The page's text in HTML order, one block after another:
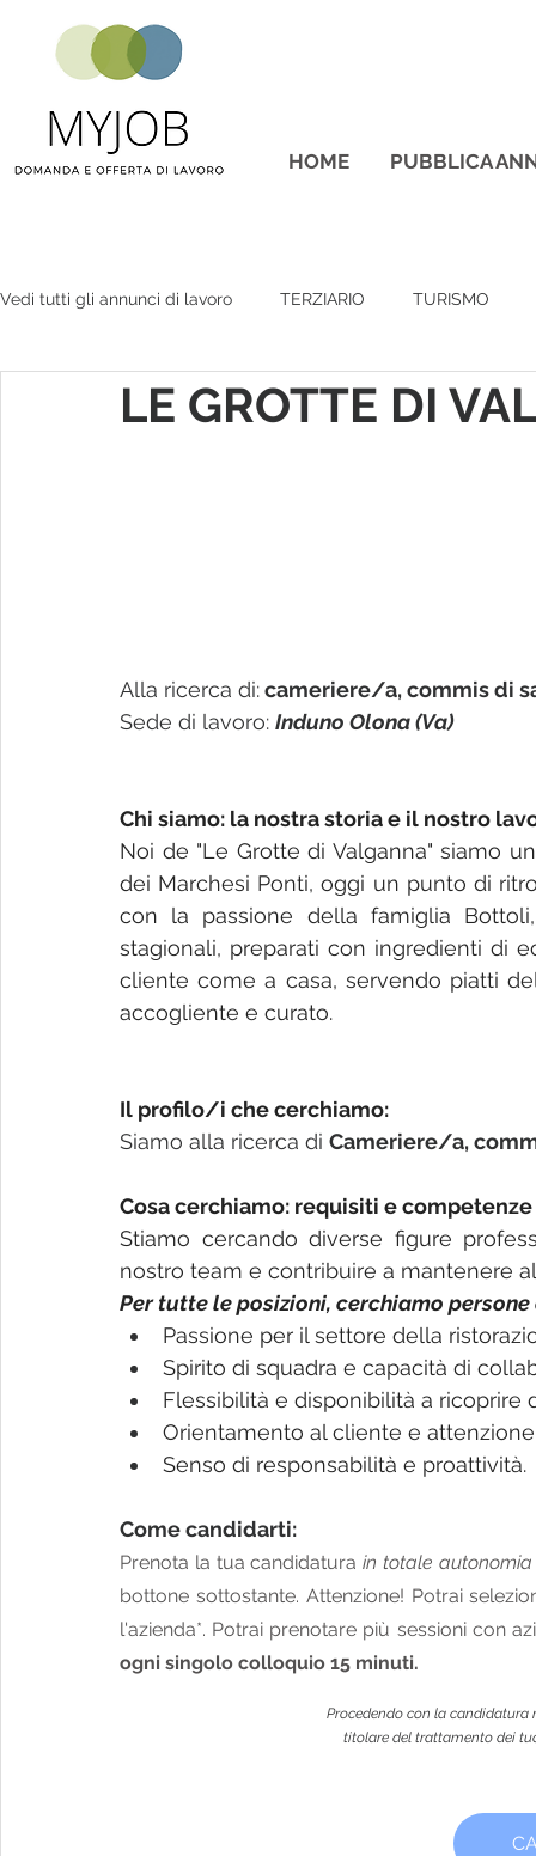
HOME PUBBLICA
Vedi tutti gli annunci di lavoro TERZIARIO TURISMO
LE GROTTE DI
Alla ricerca di:cameriere/a, commis di
Sede di lavoro: Induno Olona (Va)
Chi siamo: la nostra storia e il nostro
Noi de "Le Grotte di Valganna" siamo
dei Marchesi Ponti, oggi un punto di
con la passione della famiglia
stagionali, preparati con ingredienti di
cliente come a casa, servendo piatti
accogliente e curato.
Il profilo/i che cerchiamo:
Siamo alla ricerca di Cameriere/a,
Cosa cerchiamo: requisiti e
Stiamo cercando diverse figure
nostro team e contribuire a mantenere
Per tutte le posizioni, cerchiamo persone
Passione per il settore della
Spirito di squadra e capacità di
Flessibilità e disponibilità a ricoprire
Orientamento al cliente e
Senso di responsabilità e proattività.
Come candidarti:
Prenota la tua candidatura in totale autonomia
bottone sottostante. Attenzione! Potrai
l'azienda*. Potrai prenotare più sessioni con
ogni singolo colloquio 15 minuti.
Procedendo con la
titolare del trattamento dei